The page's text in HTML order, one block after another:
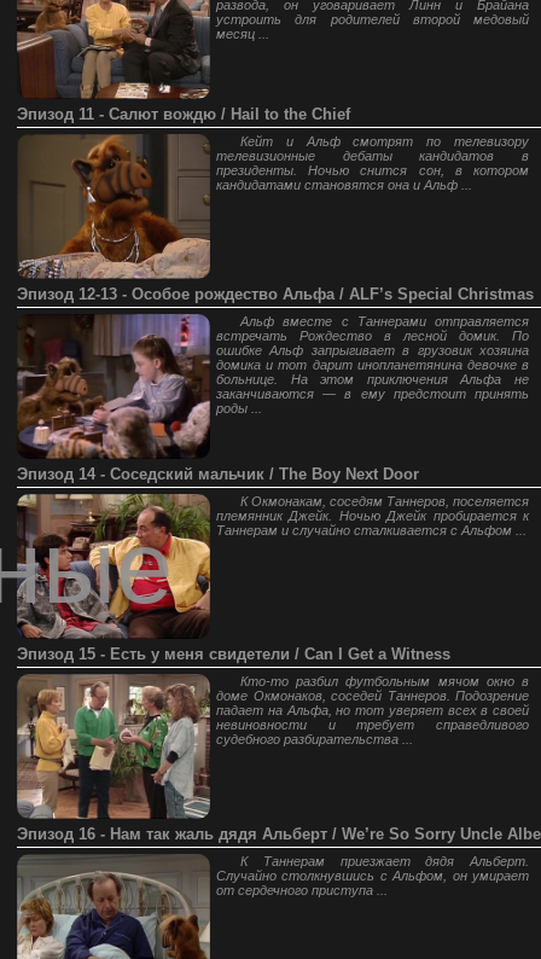
развода, он уговаривает Линн и Брайана
устроить для родителей второй медовый
месяц ...
Эпизод 11 - Салют вождю / Hail to the Chief
Кейт и Альф смотрят по телевизору
телевизионные дебаты кандидатов в
президенты. Ночью снится сон, в котором
кандидатами становятся она и Альф ...
Эпизод 12-13 - Особое рождество Альфа / ALF’s Special Christmas
Альф вместе с Таннерами отправляется
встречать Рождество в лесной домик. По
ошибке Альф запрыгивает в грузовик хозяина
домика и тот дарит инопланетянина девочке в
больнице. На этом приключения Альфа не
заканчиваются — в ему предстоит принять
роды ...
Эпизод 14 - Соседский мальчик / The Boy Next Door
К Окмонакам, соседям Таннеров, поселяется
племянник Джейк. Ночью Джейк пробирается к
Таннерам и случайно сталкивается с Альфом ...
Эпизод 15 - Есть у меня свидетели / Can I Get a Witness
Кто-то разбил футбольным мячом окно в
доме Окмонаков, соседей Таннеров. Подозрение
падает на Альфа, но тот уверяет всех в своей
невиновности и требует справедливого
судебного разбирательства ...
Эпизод 16 - Нам так жаль дядя Альберт / We’re So Sorry Uncle
К Таннерам приезжает дядя Альберт.
Случайно столкнувшись с Альфом, он умирает
от сердечного приступа ...